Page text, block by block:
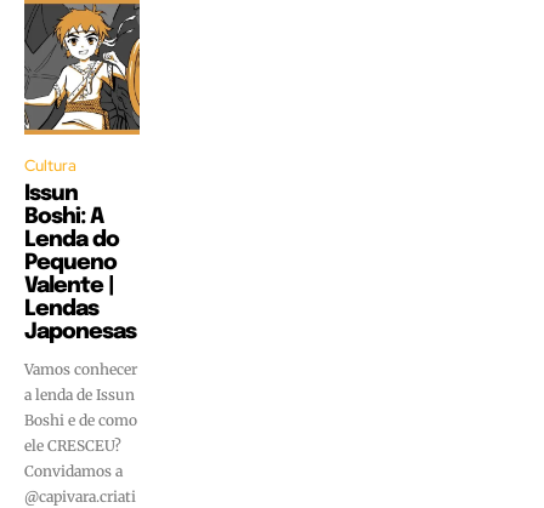
Cultura
Issun
Boshi: A
Lenda do
Pequeno
Valente |
Lendas
Japonesas
Vamos conhecer
a lenda de Issun
Boshi e de como
ele CRESCEU?
Convidamos a
@capivara.criati